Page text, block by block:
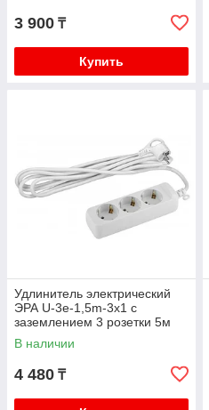
3 900 ₸
Купить
Удлинитель электрический
ЭРА U-3e-1,5m-3x1 с
заземлением 3 розетки 5м
ПВС 3x1мм2 16А
В наличии
4 480 ₸